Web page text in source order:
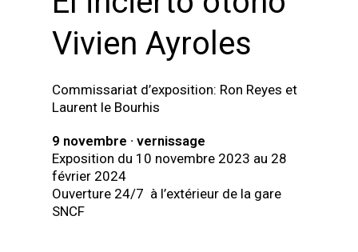
Vivien Ayroles
Commissariat d’exposition: Ron Reyes et
Laurent le Bourhis
9 novembre · vernissage
Exposition du 10 novembre 2023 au 28
février 2024
Ouverture 24/7 à l’extérieur de la gare
SNCF